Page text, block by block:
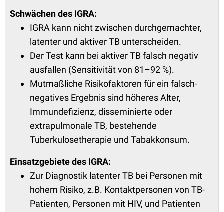
Schwächen des IGRA:
IGRA kann nicht zwischen durchgemachter,
latenter und aktiver TB unterscheiden.
Der Test kann bei aktiver TB falsch negativ
ausfallen (Sensitivität von 81–92 %).
Mutmaßliche Risikofaktoren für ein falsch-
negatives Ergebnis sind höheres Alter,
Immundefizienz, disseminierte oder
extrapulmonale TB, bestehende
Tuberkulosetherapie und Tabakkonsum.
Einsatzgebiete des IGRA:
Zur Diagnostik latenter TB bei Personen mit
hohem Risiko, z.B. Kontaktpersonen von TB-
Patienten, Personen mit HIV, und Patienten